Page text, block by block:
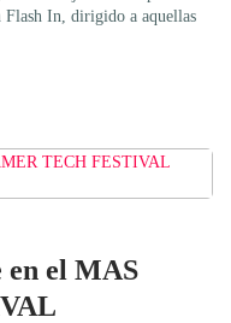
Flash In, dirigido a aquellas
en el MAS